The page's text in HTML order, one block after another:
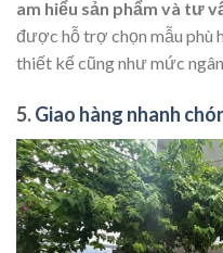
am hiểu sản phẩm và tư
được hỗ trợ chọn mẫu phù
thiết kế cũng như mức
5.Giao hàng nhanh